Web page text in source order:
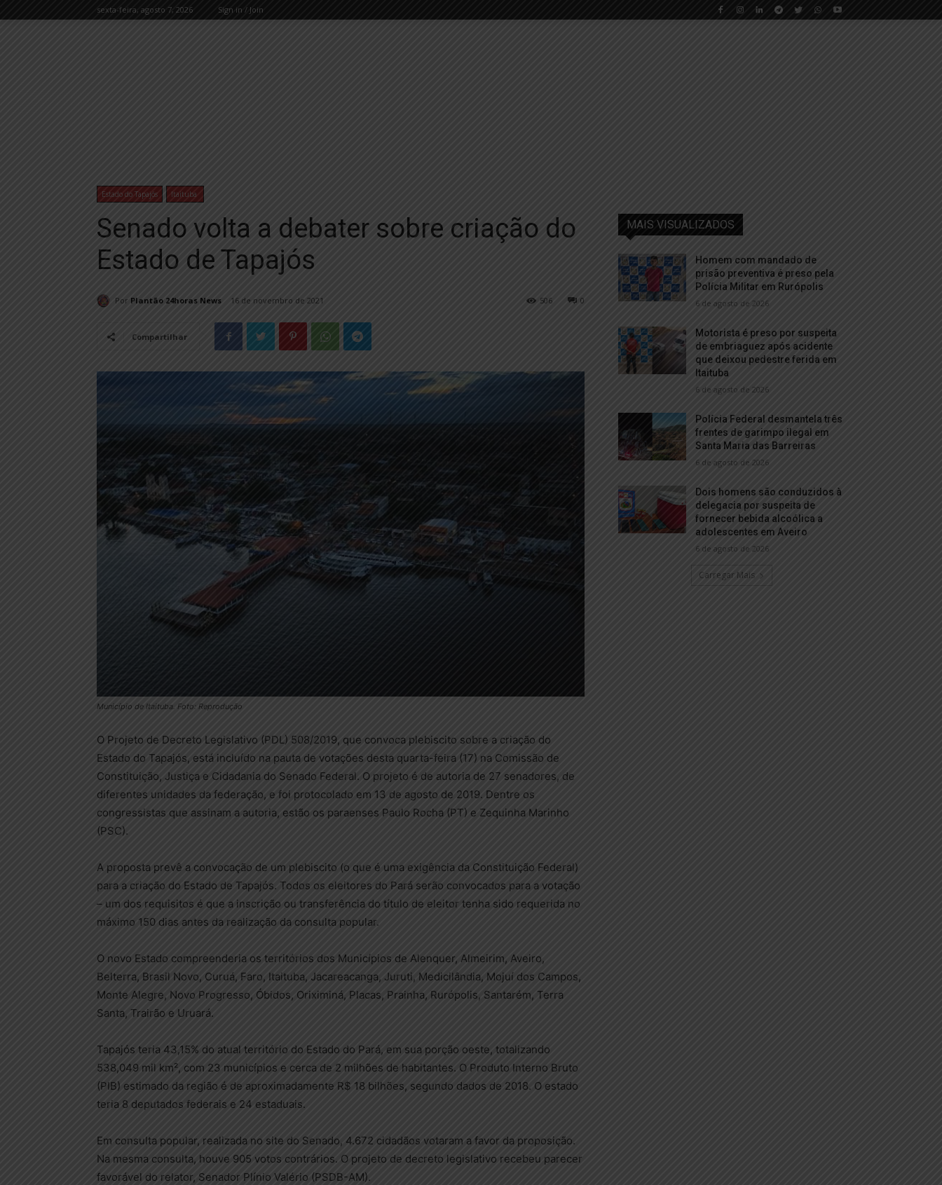
sexta-feira, agosto 7, 2026 Sign in / Join
Estado do Tapajós Itaituba
Senado volta a debater sobre criação do
Estado de Tapajós
Por Plantão 24horas News 16 de novembro de 2021 0
506
Compartilhar
Município de Itaituba. Foto: Reprodução
O Projeto de Decreto Legislativo (PDL) 508/2019, que convoca plebiscito sobre a criação do
Estado do Tapajós, está incluído na pauta de votações desta quarta-feira (17) na Comissão de
Constituição, Justiça e Cidadania do Senado Federal. O projeto é de autoria de 27 senadores, de
diferentes unidades da federação, e foi protocolado em 13 de agosto de 2019. Dentre os
congressistas que assinam a autoria, estão os paraenses Paulo Rocha (PT) e Zequinha Marinho
(PSC).
A proposta prevê a convocação de um plebiscito (o que é uma exigência da Constituição Federal)
para a criação do Estado de Tapajós. Todos os eleitores do Pará serão convocados para a votação
– um dos requisitos é que a inscrição ou transferência do título de eleitor tenha sido requerida no
máximo 150 dias antes da realização da consulta popular.
O novo Estado compreenderia os territórios dos Municípios de Alenquer, Almeirim, Aveiro,
Belterra, Brasil Novo, Curuá, Faro, Itaituba, Jacareacanga, Juruti, Medicilândia, Mojuí dos Campos,
Monte Alegre, Novo Progresso, Óbidos, Oriximiná, Placas, Prainha, Rurópolis, Santarém, Terra
Santa, Trairão e Uruará.
Tapajós teria 43,15% do atual território do Estado do Pará, em sua porção oeste, totalizando
538,049 mil km², com 23 municípios e cerca de 2 milhões de habitantes. O Produto Interno Bruto
(PIB) estimado da região é de aproximadamente R$ 18 bilhões, segundo dados de 2018. O estado
teria 8 deputados federais e 24 estaduais.
Em consulta popular, realizada no site do Senado, 4.672 cidadãos votaram a favor da proposição.
Na mesma consulta, houve 905 votos contrários. O projeto de decreto legislativo recebeu parecer
favorável do relator, Senador Plínio Valério (PSDB-AM).
MAIS VISUALIZADOS
Homem com mandado de
prisão preventiva é preso pela
Polícia Militar em Rurópolis
6 de agosto de 2026
Motorista é preso por suspeita
de embriaguez após acidente
que deixou pedestre ferida em
Itaituba
6 de agosto de 2026
Polícia Federal desmantela três
frentes de garimpo ilegal em
Santa Maria das Barreiras
6 de agosto de 2026
Dois homens são conduzidos à
delegacia por suspeita de
fornecer bebida alcoólica a
adolescentes em Aveiro
6 de agosto de 2026
Carregar Mais